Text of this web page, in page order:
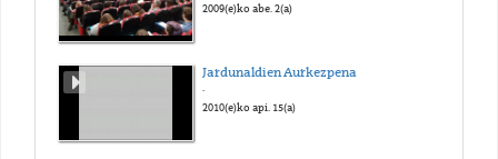
2009(e)ko abe. 2(a)
Jardunaldien Aurkezpena
2010(e)ko api. 15(a)